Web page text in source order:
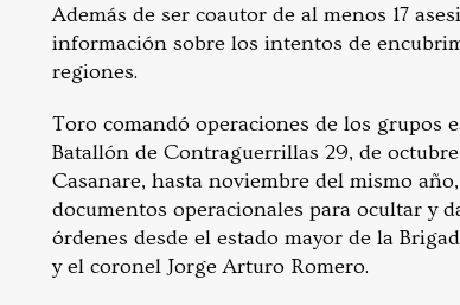
Además de ser coautor de al menos 17
información sobre los intentos de
regiones.
Toro comandó operaciones de los grupos
Batallón de Contraguerrillas 29, de
Casanare, hasta noviembre del mismo
documentos operacionales para ocultar y
órdenes desde el estado mayor de la
y el coronel Jorge Arturo Romero.